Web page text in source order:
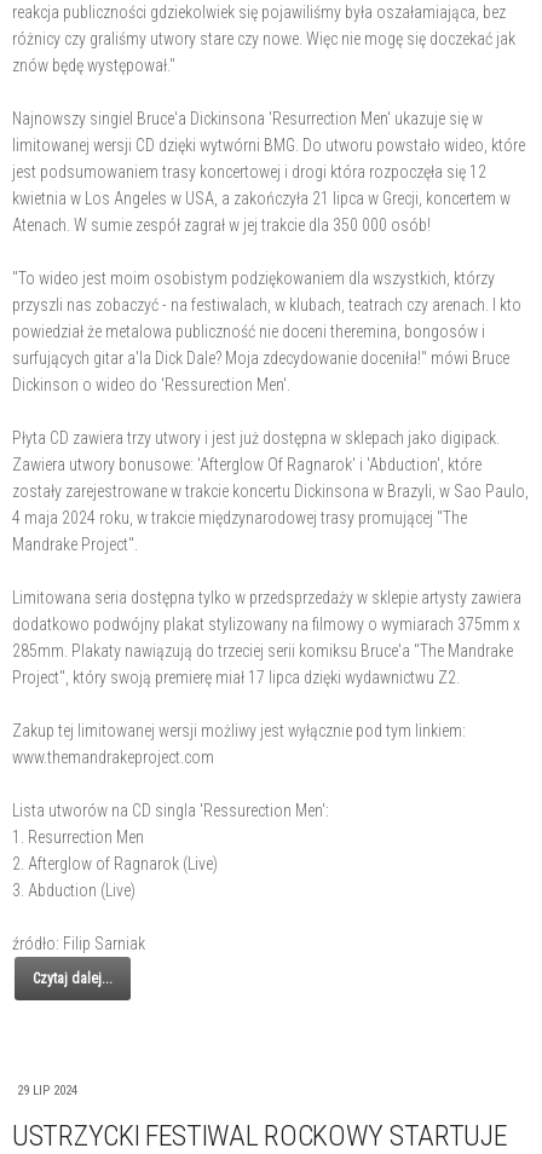
reakcja publiczności gdziekolwiek się pojawiliśmy była oszałamiająca, bez
różnicy czy graliśmy utwory stare czy nowe. Więc nie mogę się doczekać jak
znów będę występował."
Najnowszy singiel Bruce'a Dickinsona 'Resurrection Men' ukazuje się w
limitowanej wersji CD dzięki wytwórni BMG. Do utworu powstało wideo, które
jest podsumowaniem trasy koncertowej i drogi która rozpoczęła się 12
kwietnia w Los Angeles w USA, a zakończyła 21 lipca w Grecji, koncertem w
Atenach. W sumie zespół zagrał w jej trakcie dla 350 000 osób!
"To wideo jest moim osobistym podziękowaniem dla wszystkich, którzy
przyszli nas zobaczyć - na festiwalach, w klubach, teatrach czy arenach. I kto
powiedział że metalowa publiczność nie doceni theremina, bongosów i
surfujących gitar a'la Dick Dale? Moja zdecydowanie doceniła!" mówi Bruce
Dickinson o wideo do 'Ressurection Men'.
Płyta CD zawiera trzy utwory i jest już dostępna w sklepach jako digipack.
Zawiera utwory bonusowe: 'Afterglow Of Ragnarok' i 'Abduction', które
zostały zarejestrowane w trakcie koncertu Dickinsona w Brazyli, w Sao Paulo,
4 maja 2024 roku, w trakcie międzynarodowej trasy promującej "The
Mandrake Project".
Limitowana seria dostępna tylko w przedsprzedaży w sklepie artysty zawiera
dodatkowo podwójny plakat stylizowany na filmowy o wymiarach 375mm x
285mm. Plakaty nawiązują do trzeciej serii komiksu Bruce'a "The Mandrake
Project", który swoją premierę miał 17 lipca dzięki wydawnictwu Z2.
Zakup tej limitowanej wersji możliwy jest wyłącznie pod tym linkiem:
www.themandrakeproject.com
Lista utworów na CD singla 'Ressurection Men':
1. Resurrection Men
2. Afterglow of Ragnarok (Live)
3. Abduction (Live)
źródło: Filip Sarniak
Czytaj dalej...
29 LIP 2024
USTRZYCKI FESTIWAL ROCKOWY STARTUJE